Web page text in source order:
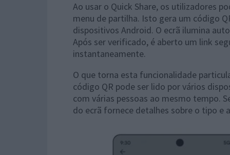
Ao usar o Quick Share, os utilizadores
menu de partilha. Isto gera um código
dispositivos Android. O ecrã ilumina
Após ser verificado, é aberto um link
instantaneamente.
O que torna esta funcionalidade
código QR pode ser lido por vários
com várias pessoas ao mesmo tempo.
do ecrã fornece detalhes sobre o tipo e